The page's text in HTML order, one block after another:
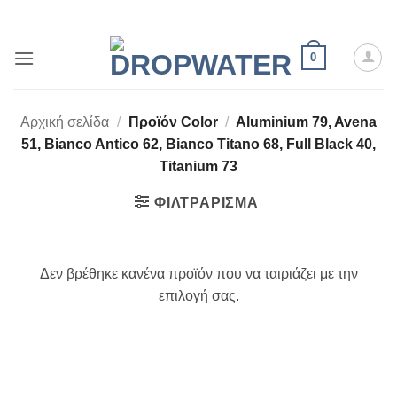
περιεχόμενο
0
Αρχική σελίδα / Προϊόν Color / Aluminium 79, Avena
51, Bianco Antico 62, Bianco Titano 68, Full Black 40,
Titanium 73
ΦΙΛΤΡΆΡΙΣΜΑ
Δεν βρέθηκε κανένα προϊόν που να ταιριάζει με την
επιλογή σας.